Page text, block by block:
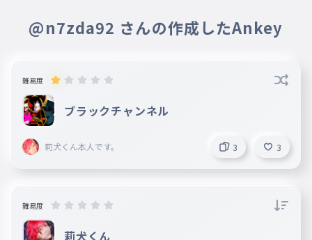
@n7zda92 さんの作成したAnkey
難易度
ブラックチャンネル
莉犬くん本人です。 3 3
難易度
莉犬くん